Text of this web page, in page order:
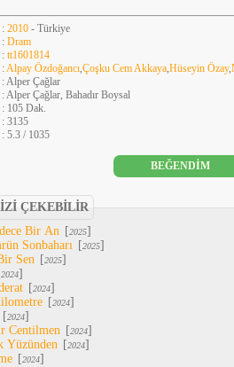
: 2010 - Türkiye
: Dram
: tt1601814
:Alpay Özdoğancı,Çoşku Cem Akkaya,Hüseyin Özay,
: Alper Çağlar
: Alper Çağlar, Bahadır Boysal
: 105 Dak.
: 3135
: 5.3 / 1035
BEĞENDİM
ÇEKEBİLİR
Bir An [2025]
Sonbaharı [2025]
Sen [2025]
2024]
[2024]
[2024]
[2024]
Centilmen [2024]
Yüzünden [2024]
[2024]